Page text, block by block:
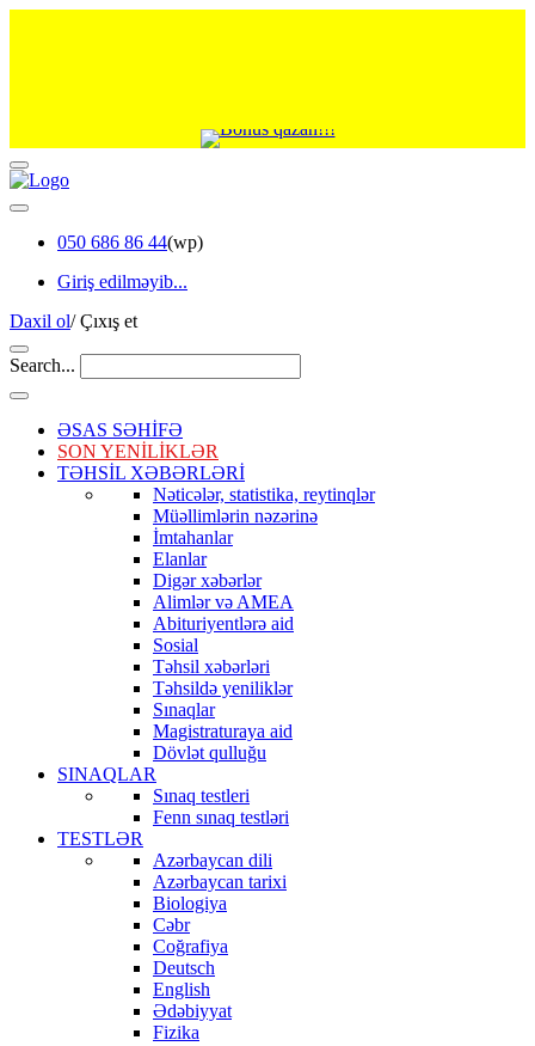
050 686 86 44(wp)
Giriş edilməyib...
Daxil ol/Çıxış et
Search...
ƏSAS SƏHİFƏ
SON YENİLİKLƏR
TƏHSİL XƏBƏRLƏRİ
Nəticələr, statistika, reytinqlər
Müəllimlərin nəzərinə
İmtahanlar
Elanlar
Digər xəbərlər
Alimlər və AMEA
Abituriyentlərə aid
Sosial
Təhsil xəbərləri
Təhsildə yeniliklər
Sınaqlar
Magistraturaya aid
Dövlət qulluğu
SINAQLAR
Sınaq testleri
Fenn sınaq testləri
TESTLƏR
Azərbaycan dili
Azərbaycan tarixi
Biologiya
Cəbr
Coğrafiya
Deutsch
English
Ədəbiyyat
Fizika